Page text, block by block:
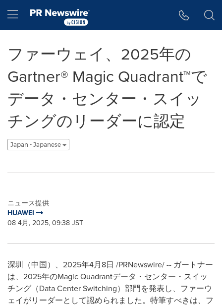
Hamburger menu
ファーウェイ、2025年の
Gartner® Magic Quadrant™で
データ・センター・スイッ
チングのリーダーに認定
Japan - Japanese
ニュース提供
HUAWEI
08 4月, 2025, 09:38 JST
深圳（中国）、2025年4月8日 /PRNewswire/ -- ガートナー
は、2025年のMagic Quadrantデータ・センター・スイッ
チング（Data Center Switching）部門を発表し、ファーウ
ェイがリーダーとして認められました。特筆すべきは、フ